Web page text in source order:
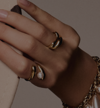
de
op de
en
voor de
te